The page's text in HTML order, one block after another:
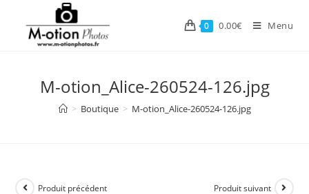
content
0 0.00€ Menu
M-otion_Alice-260524-126.jpg
> Boutique > M-otion_Alice-260524-126.jpg
Produit précédent Produit suivant